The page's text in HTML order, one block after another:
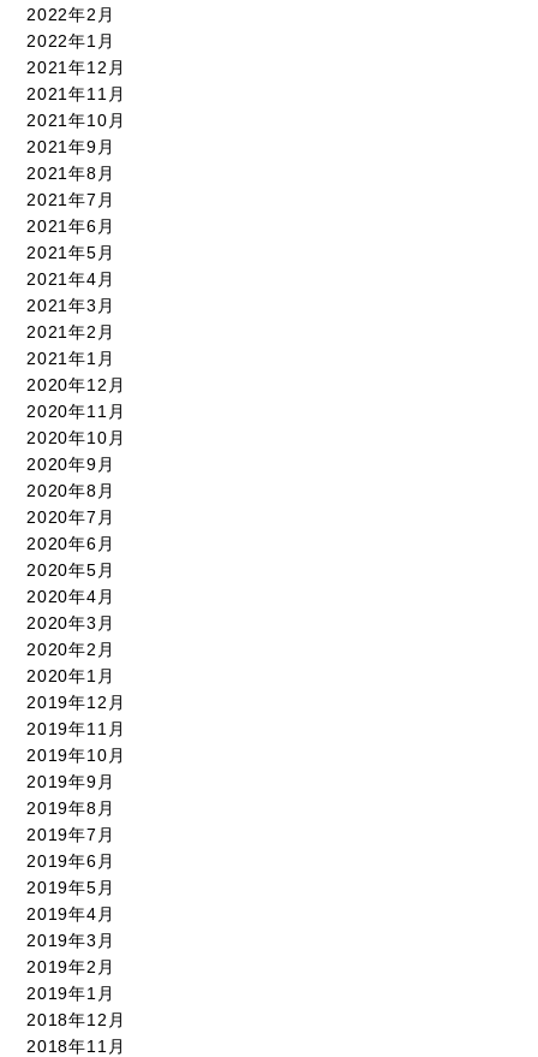
2022年2月
2022年1月
2021年12月
2021年11月
2021年10月
2021年9月
2021年8月
2021年7月
2021年6月
2021年5月
2021年4月
2021年3月
2021年2月
2021年1月
2020年12月
2020年11月
2020年10月
2020年9月
2020年8月
2020年7月
2020年6月
2020年5月
2020年4月
2020年3月
2020年2月
2020年1月
2019年12月
2019年11月
2019年10月
2019年9月
2019年8月
2019年7月
2019年6月
2019年5月
2019年4月
2019年3月
2019年2月
2019年1月
2018年12月
2018年11月